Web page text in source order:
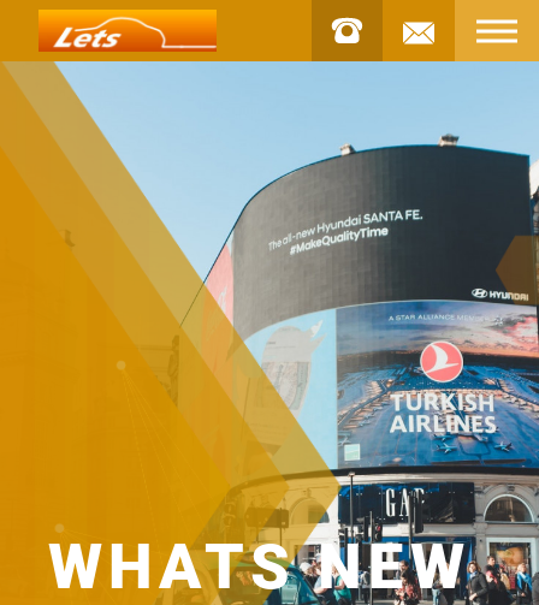
WHATS NEW
お問合せ
STOCK
インスタグラム